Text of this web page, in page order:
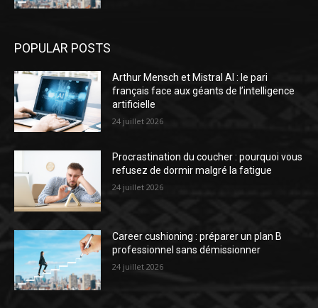
POPULAR POSTS
Arthur Mensch et Mistral AI : le pari
français face aux géants de l’intelligence
artificielle
24 juillet 2026
Procrastination du coucher : pourquoi vous
refusez de dormir malgré la fatigue
24 juillet 2026
Career cushioning : préparer un plan B
professionnel sans démissionner
24 juillet 2026